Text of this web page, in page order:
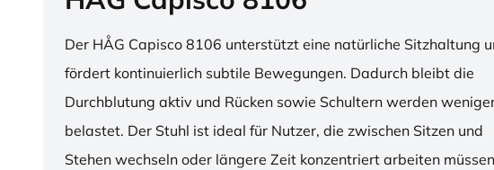
Der HÅG Capisco 8106 unterstützt eine natürliche Sitzhaltung
fördert kontinuierlich subtile Bewegungen. Dadurch bleibt die
Durchblutung aktiv und Rücken sowie Schultern werden
belastet. Der Stuhl ist ideal für Nutzer, die zwischen Sitzen und
Stehen wechseln oder längere Zeit konzentriert arbeiten